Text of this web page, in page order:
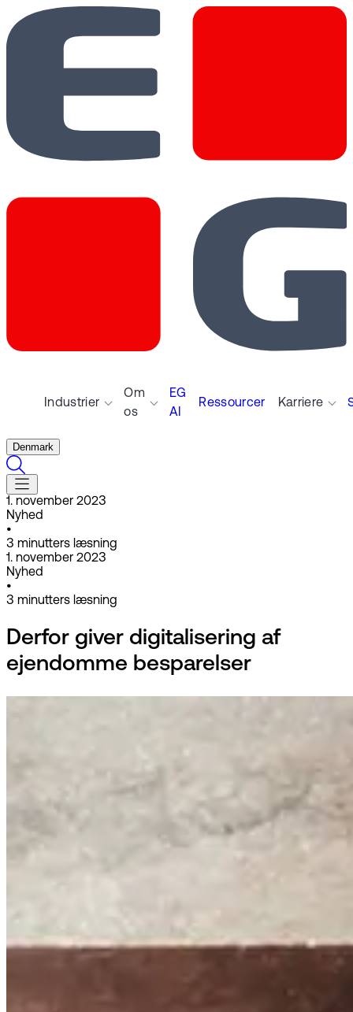
Industrier
Om
os
EG
AI
Ressourcer Karriere
Denmark
1. november 2023
Nyhed
•
3 minutters læsning
1. november 2023
Nyhed
•
3 minutters læsning
Derfor giver digitalisering af
ejendomme besparelser